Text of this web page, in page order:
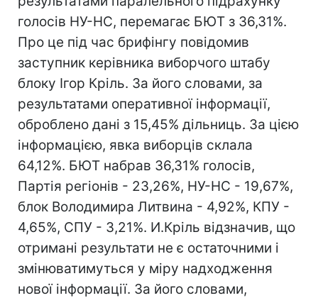
голосів НУ-НС, перемагає БЮТ з 36,31%.
Про це під час брифінгу повідомив
заступник керівника виборчого штабу
блоку Ігор Кріль. За його словами, за
результатами оперативної інформації,
оброблено дані з 15,45% дільниць. За цією
інформацією, явка виборців склала
64,12%. БЮТ набрав 36,31% голосів,
Партія регіонів - 23,26%, НУ-НС - 19,67%,
блок Володимира Литвина - 4,92%, КПУ -
4,65%, СПУ - 3,21%. И.Кріль відзначив, що
отримані результати не є остаточними і
змінюватимуться у міру надходження
нової інформації. За його словами,